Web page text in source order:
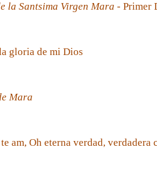
la Santsima Virgen Mara - Primer
gloria de mi Dios
Mara
am, Oh eterna verdad,